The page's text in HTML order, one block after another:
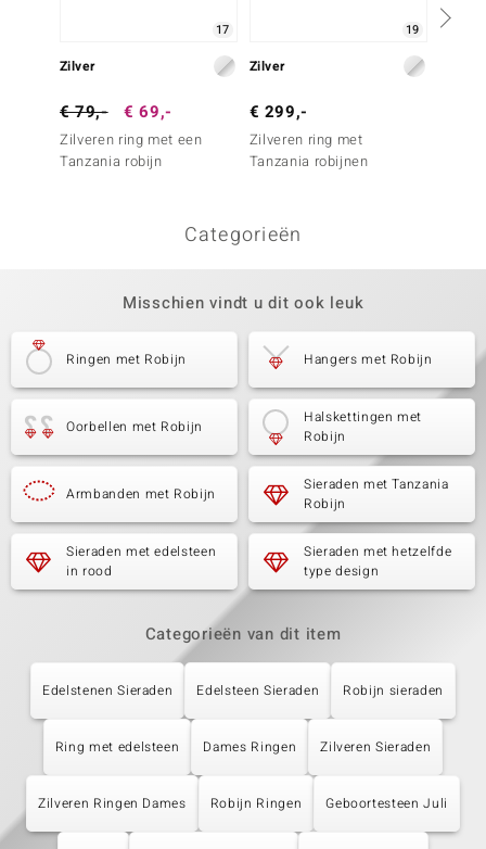
17
Zilver
€ 79,- € 69,-
Zilveren ring met een
Tanzania robijn
19
Zilver
€ 299,-
Zilveren ring met
Tanzania robijnen
Categorieën
Misschien vindt u dit ook leuk
Ringen met Robijn Hangers met Robijn
Oorbellen met Robijn
Halskettingen met
Robijn
Armbanden met Robijn
Sieraden met Tanzania
Robijn
Sieraden met edelsteen
in rood
Sieraden met hetzelfde
type design
Categorieën van dit item
Edelstenen Sieraden Edelsteen Sieraden Robijn sieraden
Ring met edelsteen Dames Ringen Zilveren Sieraden
Zilveren Ringen Dames Robijn Ringen Geboortesteen Juli